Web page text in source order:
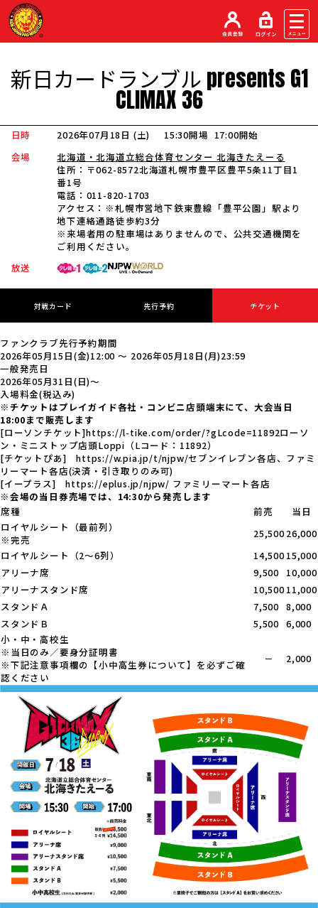
新日カードランブル presents G1
CLIMAX 36
日時 2026年07月18日 (土) 15:30開場 17:00開始
会場
北海道・北海道立総合体育センター 北海きたえーる
住所： 〒062-8572北海道札幌市豊平区豊平5条11丁目1
番1号
電話： 011-820-1703
アクセス： ※札幌市営地下鉄東豊線「豊平公園」駅より
地下連絡通路徒歩約3分
※来場者用の駐車場はありませんので、公共交通機関を
ご利用ください。
放送
対戦カード 先行予約 チケット
ファンクラブ先行予約期間
2026年05月15日(金)12:00 ～ 2026年05月18日(月)23:59
一般発売日
2026年05月31日(日)〜
入場料金(税込み)
※チケットはプレイガイド各社・コンビニ店頭端末にて、大会当日
18:00まで販売します
[ローソンチケット]https://l-tike.com/order/?gLcode=11892ローソ
ン・ミニストップ店頭Loppi（Lコード：11892）
[チケットぴあ]https://w.pia.jp/t/njpw/セブンイレブン各店、ファミ
リーマート各店(決済・引き取りのみ可)
[イープラス]https://eplus.jp/njpw/ ファミリーマート各店
※会場の当日券売場では、14:30から発売します
席種
前売
当日
ロイヤルシート（最前列）
※完売
25,50026,000
ロイヤルシート（2～6列）
14,50015,000
アリーナ席
9,500 10,000
アリーナスタンド席
10,50011,000
スタンドＡ
7,500 8,000
スタンドＢ
5,500 6,000
小・中・高校生
※当日のみ／要身分証明書
※下記注意事項欄の【小中高生券について】を必ずご確
認ください
－ 2,000